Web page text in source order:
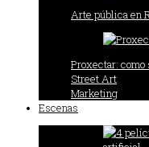
Arte pública en
Proxectar: como
Street Art
Marketing
Escenas